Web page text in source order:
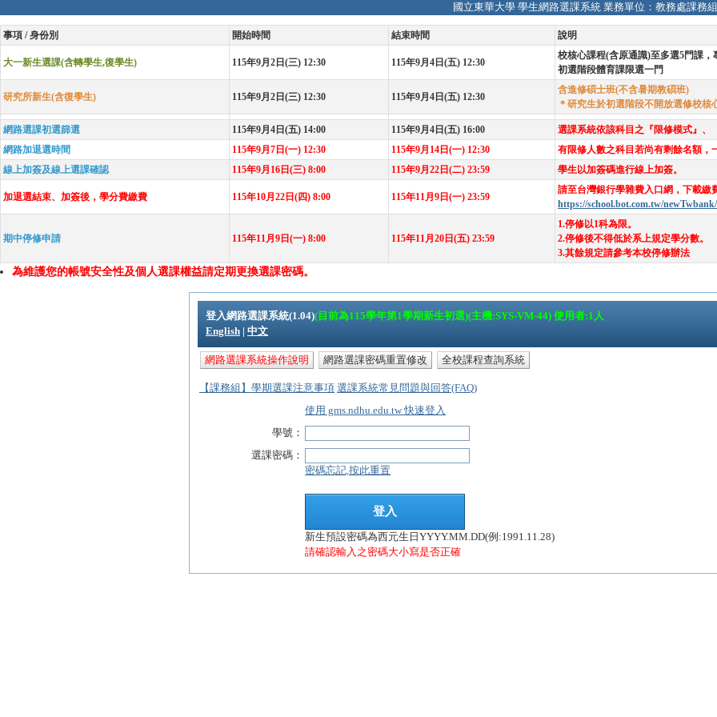
國立東華大學 學生網路選課系統 業務單位：教務處課務
事項 / 身份別 開始時間 結束時間 說明
大一新生選課(含轉學生,復學生) 115年9月2日(三) 12:30 115年9月4日(五) 12:30
校核心課程(含原通識)至多選5門課，
初選階段體育課限選一門
研究所新生(含復學生) 115年9月2日(三) 12:30 115年9月4日(五) 12:30
含進修碩士班(不含暑期教碩班)
＊研究生於初選階段不開放選修校
網路選課初選篩選 115年9月4日(五) 14:00 115年9月4日(五) 16:00
選課系統依該科目之『限修模式』、
網路加退選時間
115年9月7日(一) 12:30 115年9月14日(一) 12:30
有限修人數之科目若尚有剩餘名額，
線上加簽及線上選課確認
115年9月16日(三) 8:00 115年9月22日(二) 23:59 學生以加簽碼進行線上加簽。
加退選結束、加簽後，學分費繳費 115年10月22日(四) 8:00 115年11月9日(一) 23:59
請至台灣銀行學雜費入口網，下載繳
https://school.bot.com.tw/
期中停修申請 115年11月9日(一) 8:00 115年11月20日(五) 23:59
1.停修以1科為限。
2.停修後不得低於系上規定學分數。
3.其餘規定請參考本校停修辦法
為維護您的帳號安全性及個人選課權益請定期更換選課密碼。
登入網路選課系統(1.04)(目前為115學年第1學期新生初選)(主機:SYS-VM-44) 使用者:1人
English | 中文
網路選課系統操作說明 網路選課密碼重置修改 全校課程查詢系統
【課務組】學期選課注意事項 選課系統常見問題與回答(FAQ)
使用 gms.ndhu.edu.tw 快速登入
學號：
選課密碼：
密碼忘記,按此重置
新生預設密碼為西元生日YYYY.MM.DD(例:1991.11.28)
請確認輸入之密碼大小寫是否正確